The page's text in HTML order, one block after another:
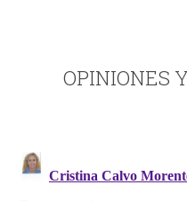
OPINIONES